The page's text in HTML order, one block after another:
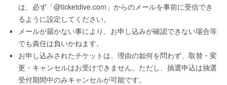
は、必ず「@ticketdive.com」からのメールを事前に受信でき
るように設定してください。
メールが届かない事により、お申し込みが確認できない場合等
でも責任は負いかねます。
お申し込みされたチケットは、理由の如何を問わず、取替・変
更・キャンセルはお受けできません。ただし、抽選申込は抽選
受付期間中のみキャンセルが可能です。